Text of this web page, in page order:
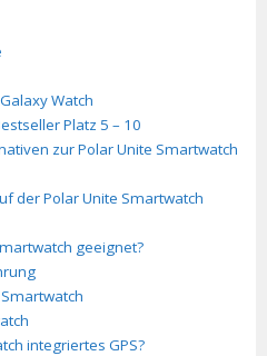
Watch
Platz 5 – 10
zur Polar Unite Smartwatch
der Polar Unite Smartwatch
geeignet?
integriertes GPS?